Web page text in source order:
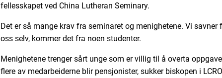
fellesskapet ved China Lutheran Seminary.
Det er så mange krav fra seminaret og menighetene. Vi savner
oss selv, kommer det fra noen studenter.
Menighetene trenger sårt unge som er villig til å overta
flere av medarbeiderne blir pensjonister, sukker biskopen i